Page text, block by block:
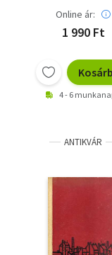
Online ár:
1 990 Ft
4 - 6
ANTIKVÁR